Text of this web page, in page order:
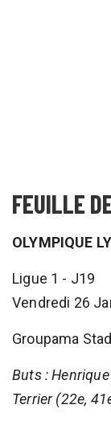
FEUILLE
OLYMPIQUE
Ligue 1 - J19
Vendredi 26
Groupama
Buts :
Terrier (22e,